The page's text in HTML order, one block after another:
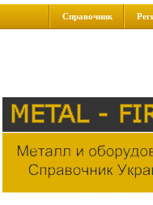
Справочник